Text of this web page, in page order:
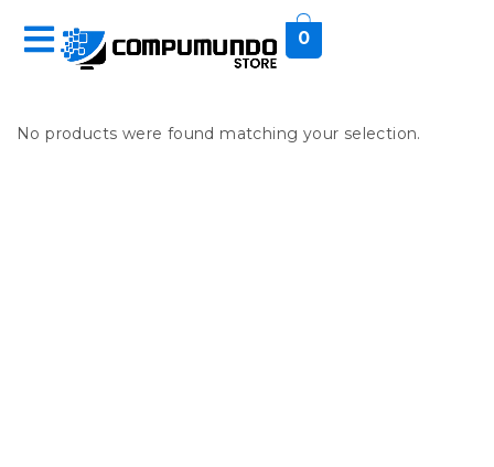
0
No products were found matching your selection.